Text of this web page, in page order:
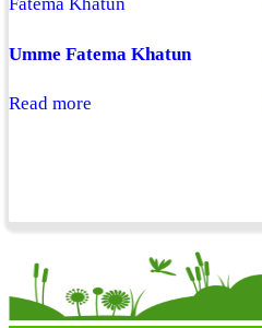
Umme Fatema Khatun
Read more